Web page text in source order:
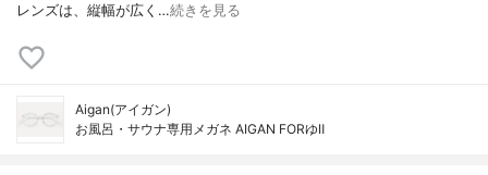
レンズは、縦幅が広く…続きを見る
Aigan(アイガン)
お風呂・サウナ専用メガネ AIGAN FORゆⅡ